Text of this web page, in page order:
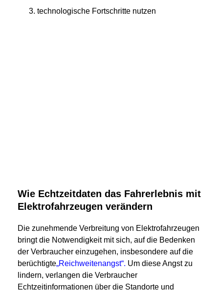
technologische Fortschritte nutzen
Wie Echtzeitdaten das Fahrerlebnis mit
Elektrofahrzeugen verändern
Die zunehmende Verbreitung von Elektrofahrzeugen
bringt die Notwendigkeit mit sich, auf die Bedenken
der Verbraucher einzugehen, insbesondere auf die
berüchtigte„Reichweitenangst“. Um diese Angst zu
lindern, verlangen die Verbraucher
Echtzeitinformationen über die Standorte und